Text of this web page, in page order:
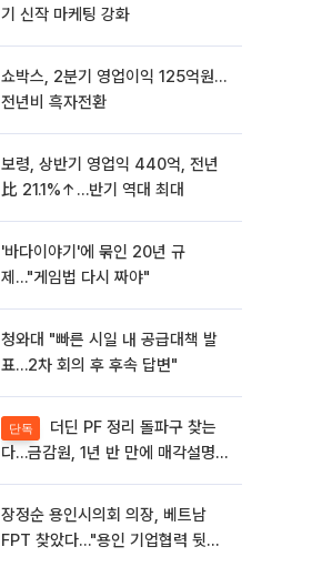
기 신작 마케팅 강화
쇼박스, 2분기 영업이익 125억원…
전년비 흑자전환
보령, 상반기 영업익 440억, 전년
比 21.1%↑…반기 역대 최대
'바다이야기'에 묶인 20년 규
제…"게임법 다시 짜야"
청와대 "빠른 시일 내 공급대책 발
표…2차 회의 후 후속 답변"
단독
다…금감원, 1년 반 만에 매각설명회
장정순 용인시의회 의장, 베트남
FPT 찾았다…"용인 기업협력 뒷받